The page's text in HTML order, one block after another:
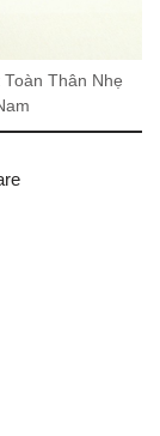
Toàn Thân Nhẹ